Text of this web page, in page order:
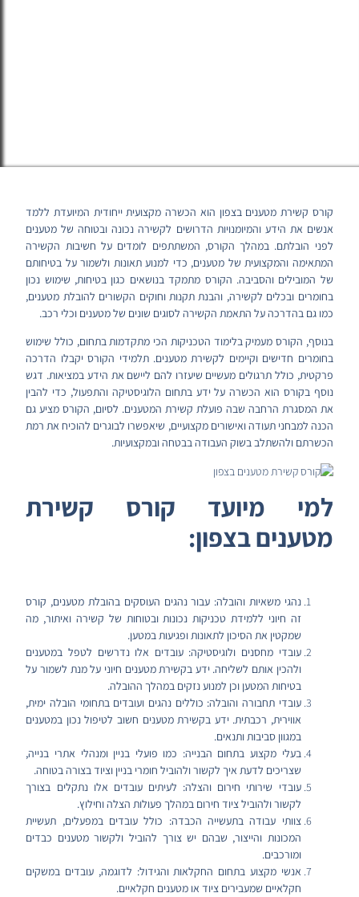
קורס קשירת מטענים בצפון הוא הכשרה מקצועית ייחודית המיועדת ללמד
אנשים את הידע והמיומנויות הדרושים לקשירה נכונה ובטוחה של מטענים
לפני הובלתם. במהלך הקורס, המשתתפים לומדים על חשיבות הקשירה
המתאימה והמקצועית של מטענים, כדי למנוע תאונות ולשמור על בטיחותם
של המובילים והסביבה. הקורס מתמקד בנושאים כגון בטיחות, שימוש נכון
בחומרים ובכלים לקשירה, והבנת תקנות וחוקים הקשורים להובלת מטענים,
כמו גם בהדרכה על התאמת הקשירה לסוגים שונים של מטענים וכלי רכב.
בנוסף, הקורס מעמיק בלימוד הטכניקות הכי מתקדמות בתחום, כולל שימוש
בחומרים חדישים וקיימים לקשירת מטענים. תלמידי הקורס יקבלו הדרכה
פרקטית, כולל תרגולים מעשיים שיעזרו להם ליישם את הידע במציאות. דגש
נוסף בקורס הוא הכשרה על ידע בתחום הלוגיסטיקה והתפעול, כדי להבין
את המסגרת הרחבה שבה פועלת קשירת המטענים. לסיום, הקורס מציע גם
הכנה למבחני תעודה ואישורים מקצועיים, שיאפשרו לבוגרים להוכיח את רמת
הכשרתם ולהשתלב בשוק העבודה בבטחה ובמקצועיות.
למי מיועד קורס קשירת
מטענים בצפון:
נהגי משאיות והובלה: עבור נהגים העוסקים בהובלת מטענים, קורס
זה חיוני ללמידת טכניקות נכונות ובטוחות של קשירה ואיתור, מה
שמקטין את הסיכון לתאונות ופגיעות במטען.
עובדי מחסנים ולוגיסטיקה: עובדים אלו נדרשים לטפל במטענים
ולהכין אותם לשליחה. ידע בקשירת מטענים חיוני על מנת לשמור על
בטיחות המטען וכן למנוע נזקים במהלך ההובלה.
עובדי תחבורה והובלה: כוללים נהגים ועובדים בתחומי הובלה ימית,
אווירית, רכבתית. ידע בקשירת מטענים חשוב לטיפול נכון במטענים
במגוון סביבות ותנאים.
בעלי מקצוע בתחום הבנייה: כמו פועלי בניין ומנהלי אתרי בנייה,
שצריכים לדעת איך לקשור ולהוביל חומרי בניין וציוד בצורה בטוחה.
עובדי שירותי חירום והצלה: לעיתים עובדים אלו נתקלים בצורך
לקשור ולהוביל ציוד חירום במהלך פעולות הצלה וחילוץ.
צוותי עבודה בתעשייה הכבדה: כולל עובדים במפעלים, תעשיית
המכונות והייצור, שבהם יש צורך להוביל ולקשור מטענים כבדים
ומורכבים.
אנשי מקצוע בתחום החקלאות והגידול: לדוגמה, עובדים במשקים
חקלאיים שמעבירים ציוד או מטענים חקלאיים.